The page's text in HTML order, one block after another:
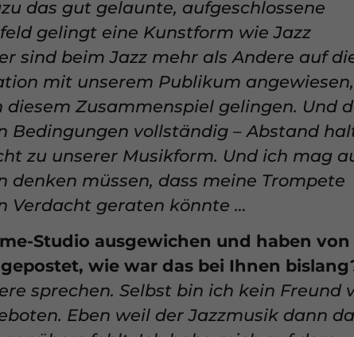
das gut gelaunte, aufgeschlossene
gelingt eine Kunstform wie Jazz
sind beim Jazz mehr als Andere auf
mit unserem Publikum angewiesen,
Zusammenspiel gelingen. Und
Bedingungen vollständig – Abstand
zu unserer Musikform. Und ich mag
denken müssen, dass meine Trompete
Verdacht geraten könnte …
Studio ausgewichen und haben von
wie war das bei Ihnen
sprechen. Selbst bin ich kein Freund
Eben weil der Jazzmusik dann
.
über alle verwendeten Cookies. Sie können Ihre
sich weitere Informationen anzeigen lassen und so nur
Speichern Nur essenzielle Cookies akzeptieren
grundlegende Funktionen und sind für die einwandfreie
Cookie-Informationen anzeigen
und Social-Media-Plattformen werden standardmäßig blockiert.
werden, bedarf der Zugriff auf diese Inhalte keiner manuellen
Cookie-Informationen anzeigen